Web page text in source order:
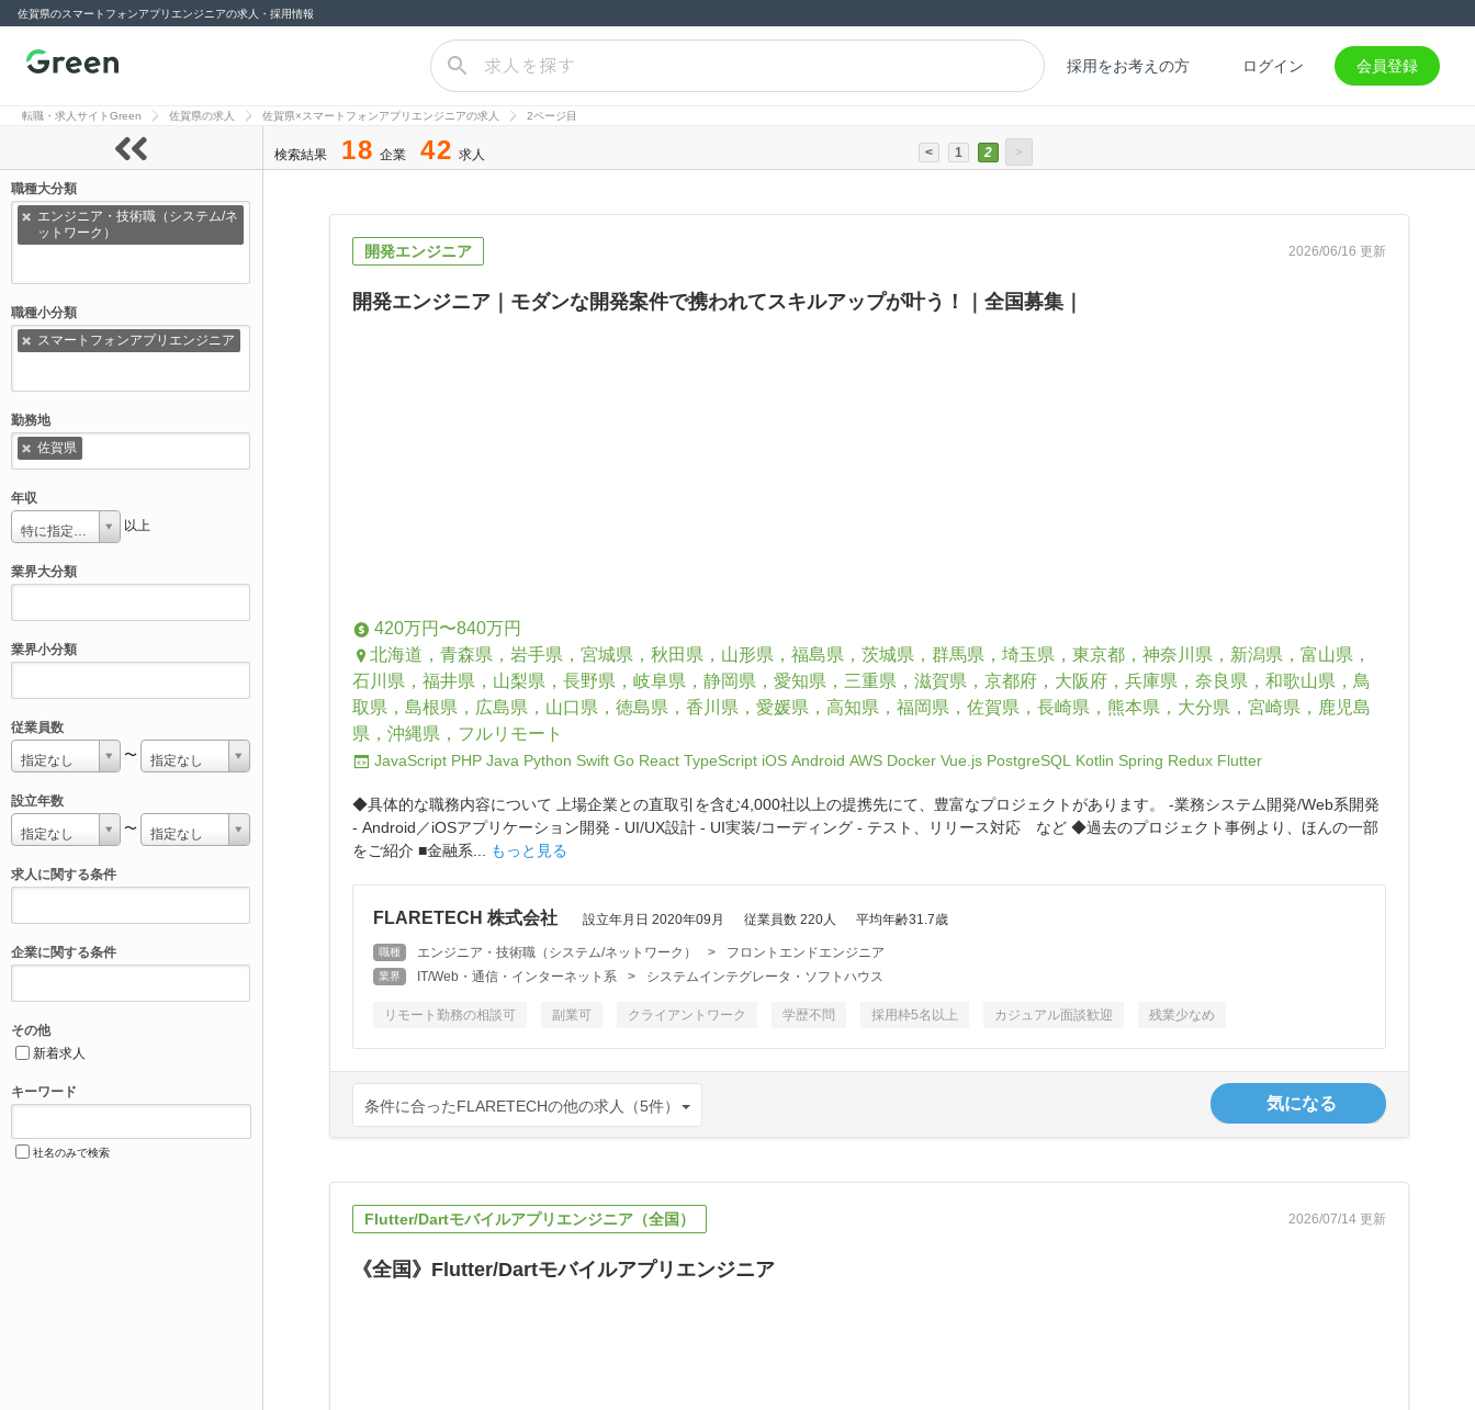
佐賀県のスマートフォンアプリエンジニアの求人・採用情報
Green（グリー
求人を探す 採用をお考えの方 ログイン 会員登録
転職・求人サイトGreen 佐賀県の求人 佐賀県×スマートフォンアプリエンジニアの求人 2ページ目
職種大分類
エンジニア・技術職（システム/ネ
ットワーク）
職種小分類
スマートフォンアプリエンジニア
勤務地
佐賀県
年収
特に指定しない 以上
業界大分類
業界小分類
従業員数
指定なし 〜 指定なし
設立年数
指定なし 〜 指定なし
求人に関する条件
企業に関する条件
その他
新着求人
キーワード
社名のみで検索
検索結果 18 企業 42 求人 < 1 2 >
開発エンジニア 2026/06/16 更新
開発エンジニア｜モダンな開発案件で携われてスキルアップが叶う！｜全国募集｜
420万円〜840万円
北海道，青森県，岩手県，宮城県，秋田県，山形県，福島県，茨城県，群馬県，埼玉県，東京都，神奈川県，新潟県，富山県，
石川県，福井県，山梨県，長野県，岐阜県，静岡県，愛知県，三重県，滋賀県，京都府，大阪府，兵庫県，奈良県，和歌山県，鳥
取県，島根県，広島県，山口県，徳島県，香川県，愛媛県，高知県，福岡県，佐賀県，長崎県，熊本県，大分県，宮崎県，鹿児島
県，沖縄県，フルリモート
JavaScript PHP Java Python Swift Go React TypeScript iOS Android AWS Docker Vue.js PostgreSQL Kotlin Spring Redux Flutter
◆具体的な職務内容について 上場企業との直取引を含む4,000社以上の提携先にて、豊富なプロジェクトがあります。 -業務システム開発/Web系開発
- Android／iOSアプリケーション開発 - UI/UX設計 - UI実装/コーディング - テスト、リリース対応 など ◆過去のプロジェクト事例より、ほんの一部
をご紹介 ■金融系...
もっと見る
FLARETECH 株式会社 設立年月日 2020年09月 従業員数 220人 平均年齢31.7歳
職種 エンジニア・技術職（システム/ネットワーク） > フロントエンドエンジニア
業界 IT/Web・通信・インターネット系 > システムインテグレータ・ソフトハウス
リモート勤務の相談可 副業可 クライアントワーク 学歴不問 採用枠5名以上 カジュアル面談歓迎 残業少なめ
条件に合ったFLARETECHの他の求人（5件） 気になる
Flutter/Dartモバイルアプリエンジニア（全国） 2026/07/14 更新
《全国》Flutter/Dartモバイルアプリエンジニア